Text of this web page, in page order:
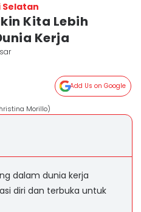
Selatan
Kita Lebih
Kerja
Add Us on Google
Morillo)
dalam dunia kerja
diri dan terbuka untuk